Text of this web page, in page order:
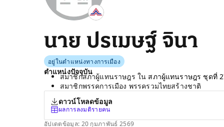
นาย ปรเมษฐ์ จินา
อยู่ในตำแหน่งทางการเมือง
ตำแหน่งปัจจุบัน
สมาชิกสภาผู้แทนราษฎร ใน สภาผู้แทนราษฎร ชุดที่
สมาชิกพรรคการเมือง พรรครวมไทยสร้างชาติ
ดาวน์โหลดข้อมูล
ผลการลงมติรายคน
อัปเดตข้อมูล: 20 กุมภาพันธ์ 2569